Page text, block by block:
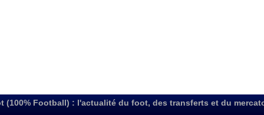
(100% Football) : l'actualité du foot, des transferts et du